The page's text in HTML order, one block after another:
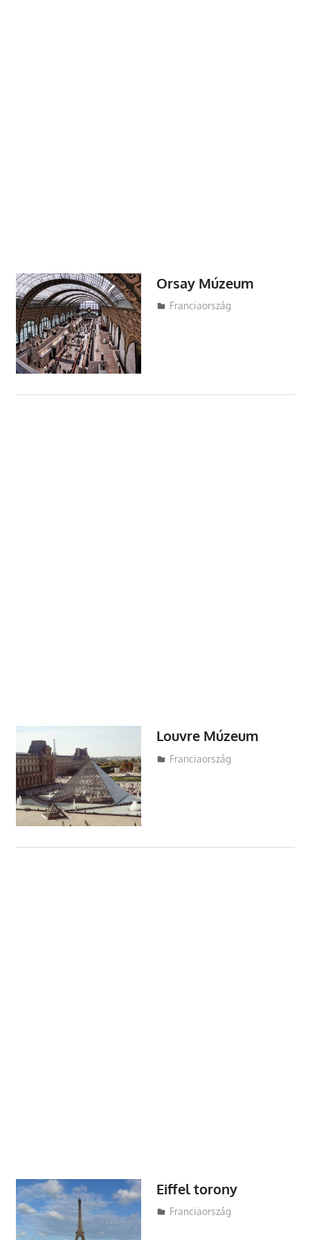
Orsay Múzeum
Utazasok.org
Franciaország
Louvre Múzeum
Utazasok.org
Franciaország
Eiffel torony
Utazasok.org
Franciaország